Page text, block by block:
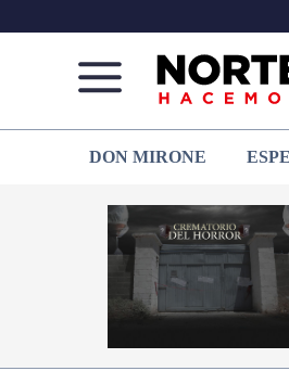
de
Juárez
que
hacemos
DON MIRONE